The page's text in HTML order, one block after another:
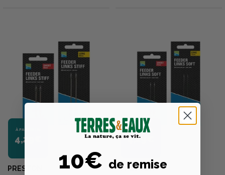
À PARTIR DE
4,29€
PRESTON
À PARTIR DE
4,29€
PRESTON
10€ de remise